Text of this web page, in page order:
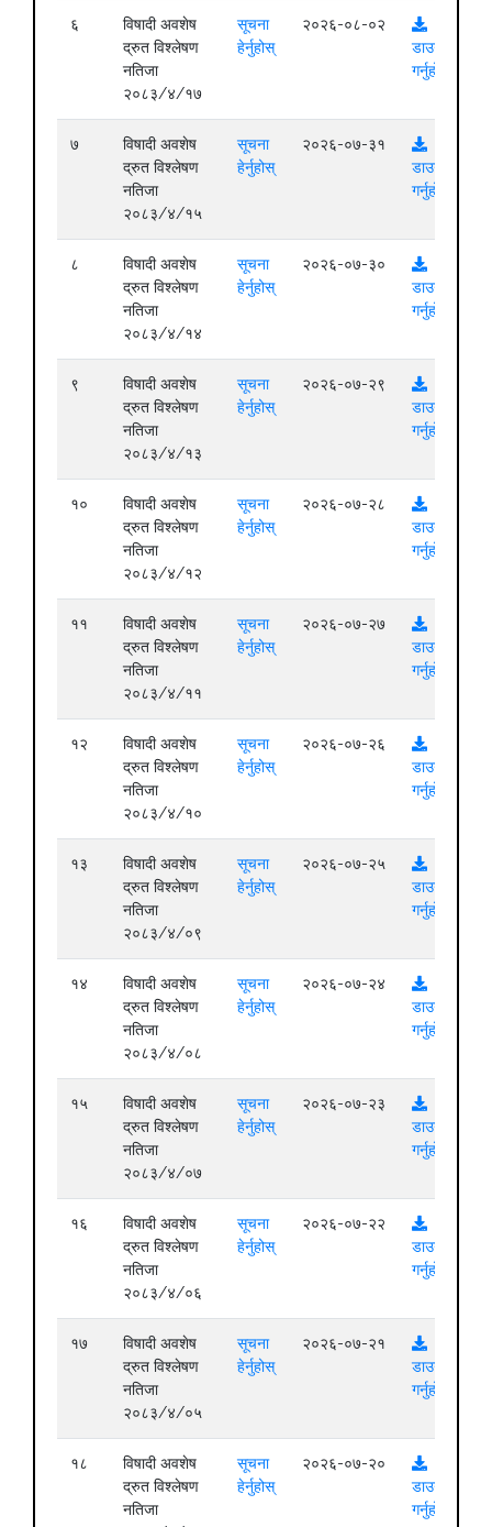
६
विषादी अवशेष
द्रुत विश्लेषण
नतिजा
२०८३/४/१७
सूचना
हेर्नुहोस्
२०२६-०८-०२
डाउनलोड
गर्नुहोस्
७
विषादी अवशेष
द्रुत विश्लेषण
नतिजा
२०८३/४/१५
सूचना
हेर्नुहोस्
२०२६-०७-३१
डाउनलोड
गर्नुहोस्
८
विषादी अवशेष
द्रुत विश्लेषण
नतिजा
२०८३/४/१४
सूचना
हेर्नुहोस्
२०२६-०७-३०
डाउनलोड
गर्नुहोस्
९
विषादी अवशेष
द्रुत विश्लेषण
नतिजा
२०८३/४/१३
सूचना
हेर्नुहोस्
२०२६-०७-२९
डाउनलोड
गर्नुहोस्
१०
विषादी अवशेष
द्रुत विश्लेषण
नतिजा
२०८३/४/१२
सूचना
हेर्नुहोस्
२०२६-०७-२८
डाउनलोड
गर्नुहोस्
११
विषादी अवशेष
द्रुत विश्लेषण
नतिजा
२०८३/४/११
सूचना
हेर्नुहोस्
२०२६-०७-२७
डाउनलोड
गर्नुहोस्
१२
विषादी अवशेष
द्रुत विश्लेषण
नतिजा
२०८३/४/१०
सूचना
हेर्नुहोस्
२०२६-०७-२६
डाउनलोड
गर्नुहोस्
१३
विषादी अवशेष
द्रुत विश्लेषण
नतिजा
२०८३/४/०९
सूचना
हेर्नुहोस्
२०२६-०७-२५
डाउनलोड
गर्नुहोस्
१४
विषादी अवशेष
द्रुत विश्लेषण
नतिजा
२०८३/४/०८
सूचना
हेर्नुहोस्
२०२६-०७-२४
डाउनलोड
गर्नुहोस्
१५
विषादी अवशेष
द्रुत विश्लेषण
नतिजा
२०८३/४/०७
सूचना
हेर्नुहोस्
२०२६-०७-२३
डाउनलोड
गर्नुहोस्
१६
विषादी अवशेष
द्रुत विश्लेषण
नतिजा
२०८३/४/०६
सूचना
हेर्नुहोस्
२०२६-०७-२२
डाउनलोड
गर्नुहोस्
१७
विषादी अवशेष
द्रुत विश्लेषण
नतिजा
२०८३/४/०५
सूचना
हेर्नुहोस्
२०२६-०७-२१
डाउनलोड
गर्नुहोस्
१८
विषादी अवशेष
द्रुत विश्लेषण
नतिजा
सूचना
हेर्नुहोस्
२०२६-०७-२०
डाउनलोड
गर्नुहोस्